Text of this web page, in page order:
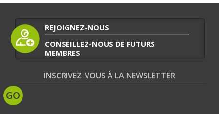
REJOIGNEZ-NOUS
CONSEILLEZ-NOUS DE FUTURS
MEMBRES
INSCRIVEZ-VOUS À LA NEWSLETTER